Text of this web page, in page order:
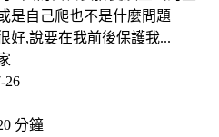
是自己爬也不是什麼問題
好,說要在我前後保護我...
26
分鐘